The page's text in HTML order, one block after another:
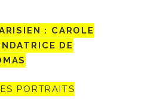
: CAROLE
DE
PORTRAITS